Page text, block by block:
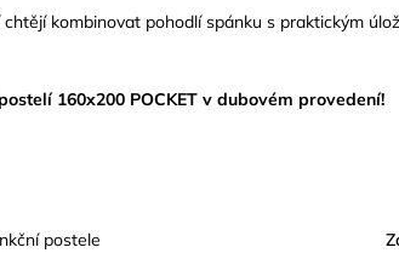
kombinovat pohodlí spánku s praktickým
160x200 POCKET v dubovém provedení!
postele